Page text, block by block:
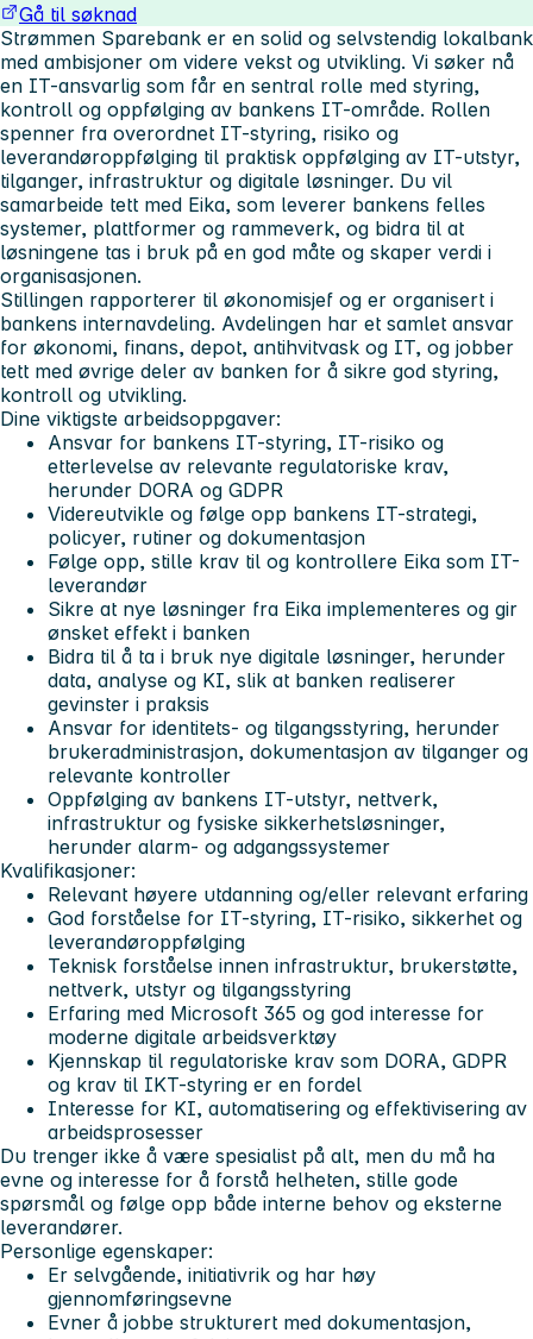
Gå til søknad
Strømmen Sparebank er en solid og selvstendig lokalbank
med ambisjoner om videre vekst og utvikling. Vi søker nå
en IT-ansvarlig som får en sentral rolle med styring,
kontroll og oppfølging av bankens IT-område. Rollen
spenner fra overordnet IT-styring, risiko og
leverandøroppfølging til praktisk oppfølging av IT-utstyr,
tilganger, infrastruktur og digitale løsninger. Du vil
samarbeide tett med Eika, som leverer bankens felles
systemer, plattformer og rammeverk, og bidra til at
løsningene tas i bruk på en god måte og skaper verdi i
organisasjonen.
Stillingen rapporterer til økonomisjef og er organisert i
bankens internavdeling. Avdelingen har et samlet ansvar
for økonomi, finans, depot, antihvitvask og IT, og jobber
tett med øvrige deler av banken for å sikre god styring,
kontroll og utvikling.
Dine viktigste arbeidsoppgaver:
Ansvar for bankens IT-styring, IT-risiko og
etterlevelse av relevante regulatoriske krav,
herunder DORA og GDPR
Videreutvikle og følge opp bankens IT-strategi,
policyer, rutiner og dokumentasjon
Følge opp, stille krav til og kontrollere Eika som IT-
leverandør
Sikre at nye løsninger fra Eika implementeres og gir
ønsket effekt i banken
Bidra til å ta i bruk nye digitale løsninger, herunder
data, analyse og KI, slik at banken realiserer
gevinster i praksis
Ansvar for identitets- og tilgangsstyring, herunder
brukeradministrasjon, dokumentasjon av tilganger og
relevante kontroller
Oppfølging av bankens IT-utstyr, nettverk,
infrastruktur og fysiske sikkerhetsløsninger,
herunder alarm- og adgangssystemer
Kvalifikasjoner:
Relevant høyere utdanning og/eller relevant erfaring
God forståelse for IT-styring, IT-risiko, sikkerhet og
leverandøroppfølging
Teknisk forståelse innen infrastruktur, brukerstøtte,
nettverk, utstyr og tilgangsstyring
Erfaring med Microsoft 365 og god interesse for
moderne digitale arbeidsverktøy
Kjennskap til regulatoriske krav som DORA, GDPR
og krav til IKT-styring er en fordel
Interesse for KI, automatisering og effektivisering av
arbeidsprosesser
Du trenger ikke å være spesialist på alt, men du må ha
evne og interesse for å forstå helheten, stille gode
spørsmål og følge opp både interne behov og eksterne
leverandører.
Personlige egenskaper:
Er selvgående, initiativrik og har høy
gjennomføringsevne
Evner å jobbe strukturert med dokumentasjon,